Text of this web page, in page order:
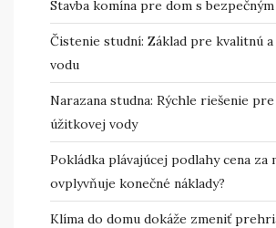
Stavba komína pre dom s
Čistenie studní: Základ pre kvalitnú
vodu
Narazana studna: Rýchle riešenie
úžitkovej vody
Pokládka plávajúcej podlahy cena za
ovplyvňuje konečné náklady?
Klíma do domu dokáže zmeniť